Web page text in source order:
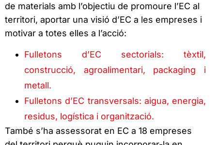
de materials amb l’objectiu de promoure l’EC al
territori, aportar una visió d’EC a les empreses i
motivar a totes elles a l’acció:
Fulletons d’EC sectorials: tèxtil,
construcció, agroalimentari, packaging i
metall.
Fulletons d’EC transversals: aigua, energia,
residus, logística i organització.
També s’ha assessorat en EC a 18 empreses